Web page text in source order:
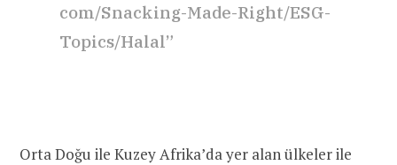
com/Snacking-Made-Right/ESG-
Topics/Halal”
Orta Doğu ile Kuzey Afrika’da yer alan ülkeler ile